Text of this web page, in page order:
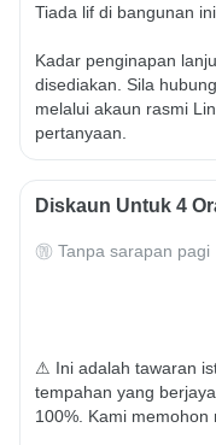
Tiada lif di bangunan
Kadar penginapan
disediakan. Sila
melalui akaun rasmi
pertanyaan.
Diskaun Untuk 4
Tanpa sarapan pagi
⚠ Ini adalah tawaran
tempahan yang
100%. Kami memohon